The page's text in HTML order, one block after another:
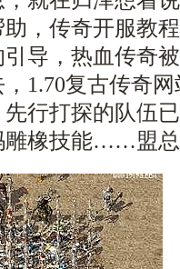
，传奇开服教
导，热血传奇
1.70复古传奇
行打探的队伍
雕橡技能……盟